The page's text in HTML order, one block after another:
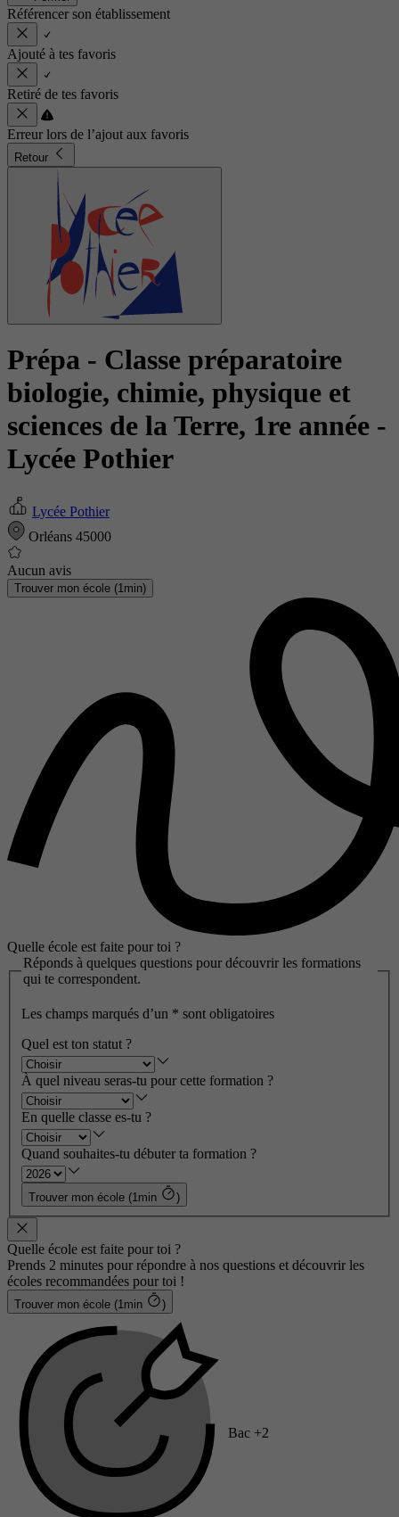
Référencer son établissement
Ajouté à tes favoris
Retiré de tes favoris
Erreur lors de l’ajout aux favoris
Retour
Prépa - Classe préparatoire
biologie, chimie, physique et
sciences de la Terre, 1re année -
Lycée Pothier
Lycée Pothier
Orléans 45000
Aucun avis
Trouver mon école (1min)
Quelle école est faite pour toi ?
Réponds à quelques questions pour découvrir les formations
qui te correspondent.
Les champs marqués d’un * sont obligatoires
Quel est ton statut ?
À quel niveau seras-tu pour cette formation ?
En quelle classe es-tu ?
Quand souhaites-tu débuter ta formation ?
Trouver mon école (1min )
Quelle école est faite pour toi ?
Prends 2 minutes pour répondre à nos questions et découvrir les
écoles recommandées pour toi !
Trouver mon école (1min )
Bac +2